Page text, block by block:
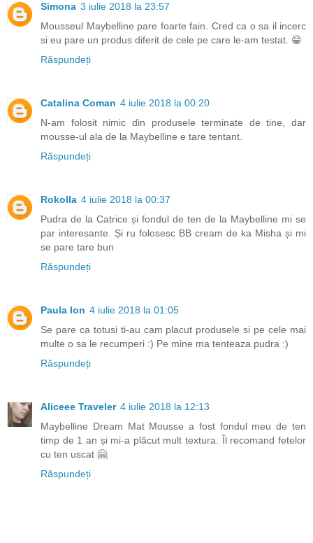
Simona 3 iulie 2018 la 23:57
Mousseul Maybelline pare foarte fain. Cred ca o sa il incerc
si eu pare un produs diferit de cele pe care le-am testat. 😁
Răspundeți
Catalina Coman 4 iulie 2018 la 00:20
N-am folosit nimic din produsele terminate de tine, dar
mousse-ul ala de la Maybelline e tare tentant.
Răspundeți
Rokolla 4 iulie 2018 la 00:37
Pudra de la Catrice și fondul de ten de la Maybelline mi se
par interesante. Și ru folosesc BB cream de ka Misha și mi
se pare tare bun
Răspundeți
Paula Ion 4 iulie 2018 la 01:05
Se pare ca totusi ti-au cam placut produsele si pe cele mai
multe o sa le recumperi :) Pe mine ma tenteaza pudra :)
Răspundeți
Aliceee Traveler 4 iulie 2018 la 12:13
Maybelline Dream Mat Mousse a fost fondul meu de ten
timp de 1 an și mi-a plăcut mult textura. Îl recomand fetelor
cu ten uscat 🤗
Răspundeți